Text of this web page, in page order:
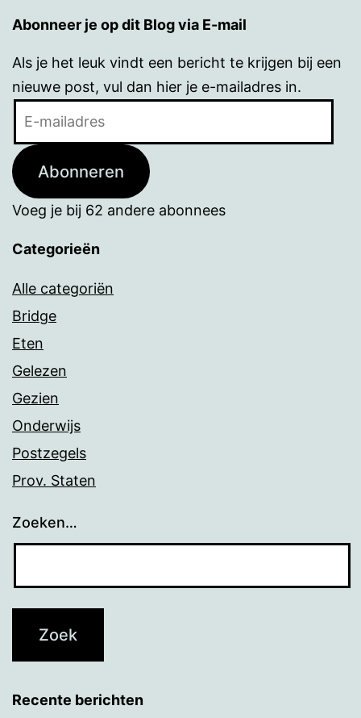
Abonneer je op dit Blog via E-mail
Als je het leuk vindt een bericht te krijgen bij een
nieuwe post, vul dan hier je e-mailadres in.
Abonneren
Voeg je bij 62 andere abonnees
Categorieën
Alle categoriën
Bridge
Eten
Gelezen
Gezien
Onderwijs
Postzegels
Prov. Staten
Zoeken…
Recente berichten